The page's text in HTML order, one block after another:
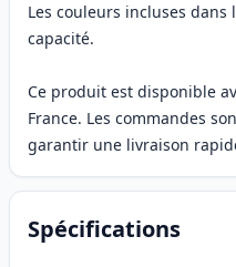
Les couleurs incluses dans
capacité.
Ce produit est disponible
France. Les commandes
garantir une livraison
Spécifications